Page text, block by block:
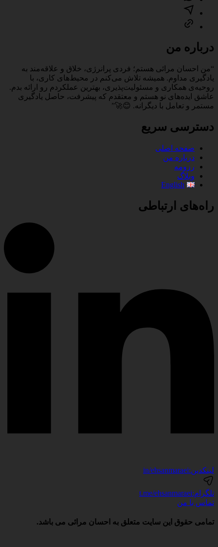
درباره من
“من احسان مرائی هستم؛ فردی پرانرژی، خلاق و علاقه‌مند به
یادگیری مداوم. همیشه تلاش می‌کنم در محیط‌های کاری، با
روحیه‌ی همکاری و مسئولیت‌پذیری، بهترین عملکردم رو ارائه بدم.
عاشق ایده‌های نو هستم و معتقدم که پیشرفت، حاصل یادگیری
مستمر و تعامل با دیگرانه. 😊🚀”
دسترسی سریع
صفحه اصلی
درباره من
رزومه
وبلاگ
English
راه‌های ارتباطی
لینکدین:in/ehsanmaraei
تلگرام:t.me/ehsanmaraei
تماس با من
تمامی حقوق این سایت متعلق به احسان مرائی می باشد.